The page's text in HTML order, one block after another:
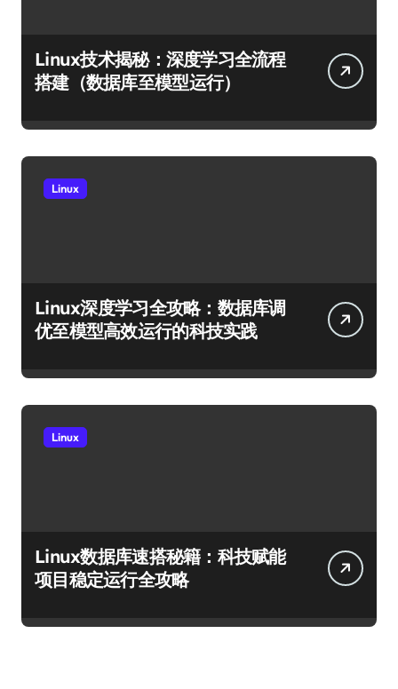
Linux技术揭秘：深度学习全流程
搭建（数据库至模型运行）
Linux
Linux深度学习全攻略：数据库调
优至模型高效运行的科技实践
Linux
Linux数据库速搭秘籍：科技赋能
项目稳定运行全攻略